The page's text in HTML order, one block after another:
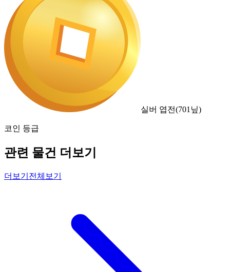
실버 엽전(701 닢)
코인 등급
관련 물건 더보기
더보기 전체보기